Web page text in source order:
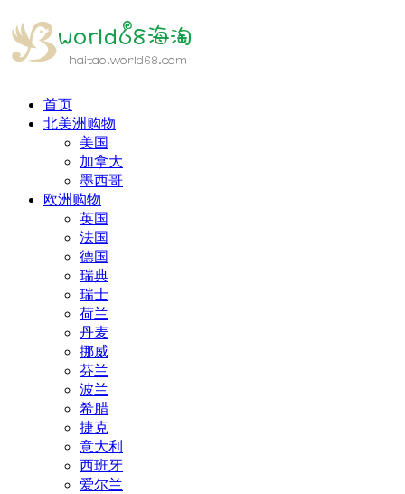
首页
北美洲购物
美国
加拿大
墨西哥
欧洲购物
英国
法国
德国
瑞典
瑞士
荷兰
丹麦
挪威
芬兰
波兰
希腊
捷克
意大利
西班牙
爱尔兰